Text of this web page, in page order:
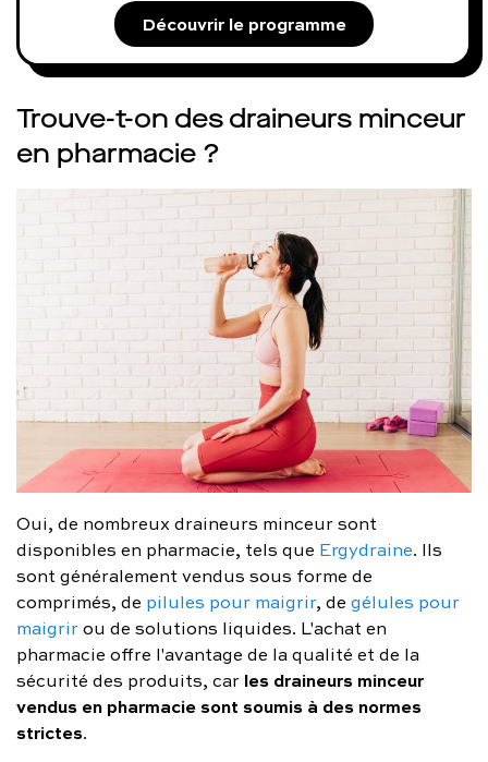
Découvrir le programme
Trouve-t-on des draineurs minceur
en pharmacie ?
Oui, de nombreux draineurs minceur sont
disponibles en pharmacie, tels que Ergydraine. Ils
sont généralement vendus sous forme de
comprimés, de pilules pour maigrir, de gélules pour
maigrirou de solutions liquides. L'achat en
pharmacie offre l'avantage de la qualité et de la
sécurité des produits, car les draineurs minceur
vendus en pharmacie sont soumis à des normes
strictes.